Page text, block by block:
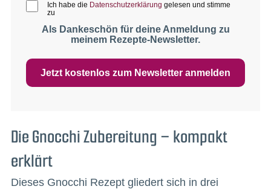
Ich habe die Datenschutzerklärung gelesen und stimme
zu
Als Dankeschön für deine Anmeldung zu
meinem Rezepte-Newsletter.
Jetzt kostenlos zum Newsletter anmelden
Die Gnocchi Zubereitung – kompakt
erklärt
Dieses Gnocchi Rezept gliedert sich in drei